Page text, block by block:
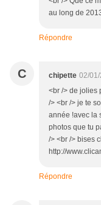
au long de
Répondre
C chipette 02/
<br /> de jolies
/> <br /> je te
année !avec la
photos que tu
/> <br /> bises
http://
Répondre